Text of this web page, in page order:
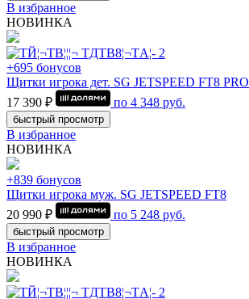
В избранное
НОВИНКА
+695 бонусов
Щитки игрока дет. SG JETSPEED FT8 PRO
17 390 ₽
по 4 348 руб.
быстрый просмотр
В избранное
НОВИНКА
+839 бонусов
Щитки игрока муж. SG JETSPEED FT8
20 990 ₽
по 5 248 руб.
быстрый просмотр
В избранное
НОВИНКА